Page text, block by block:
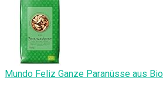
Mundo Feliz Ganze Paranüsse aus